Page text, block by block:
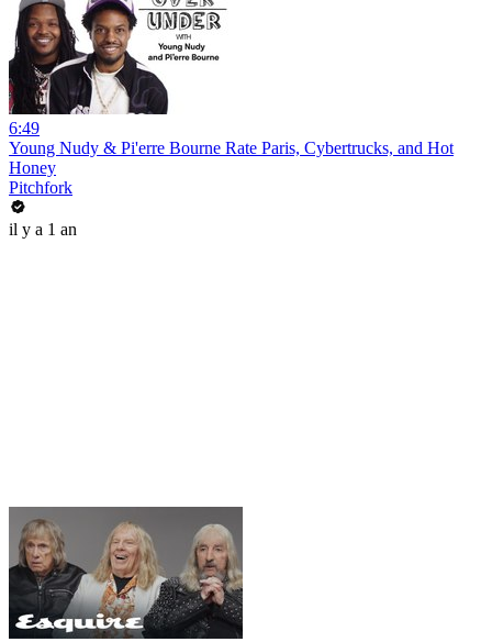
6:49
Young Nudy & Pi'erre Bourne Rate Paris, Cybertrucks, and Hot
Honey
Pitchfork
il y a 1 an